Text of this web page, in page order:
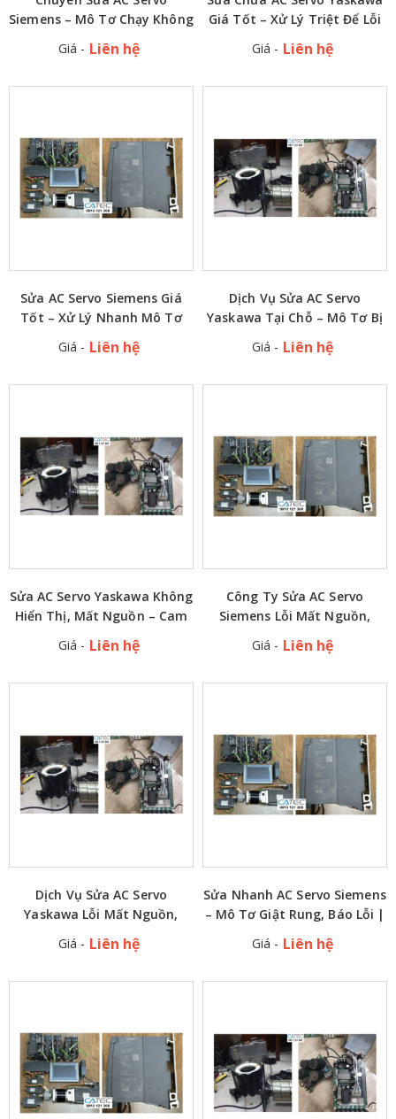
Siemens – Mô Tơ Chạy Không
Liên Tục
Giá - Liên hệ
Giá Tốt – Xử Lý Triệt Để Lỗi
Giá - Liên hệ
Sửa AC Servo Siemens Giá
Tốt – Xử Lý Nhanh Mô Tơ
Kinh Nghiệm Chuyên Sửa AC
Giá - Liên hệ
Dịch Vụ Sửa AC Servo
Yaskawa Tại Chỗ – Mô Tơ Bị
Giá Ngay
Giá - Liên hệ
Sửa AC Servo Yaskawa Không
Hiển Thị, Mất Nguồn – Cam
Giá - Liên hệ
Công Ty Sửa AC Servo
Siemens Lỗi Mất Nguồn,
Giá - Liên hệ
Dịch Vụ Sửa AC Servo
Yaskawa Lỗi Mất Nguồn,
Năm Kinh Nghiệm
Giá - Liên hệ
Sửa Nhanh AC Servo Siemens
– Mô Tơ Giật Rung, Báo Lỗi |
Các Hãng
Giá - Liên hệ